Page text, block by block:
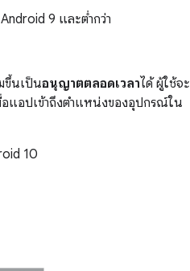
9 และต่ำกว่า
ขึ้นเป็นอนุญาตตลอดเวลาได้ ผู้ใช้จะ
อแอปเข้าถึงตำแหน่งของอุปกรณ์ใน
10